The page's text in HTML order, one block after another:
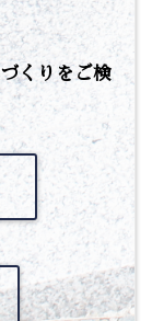
くりをご検